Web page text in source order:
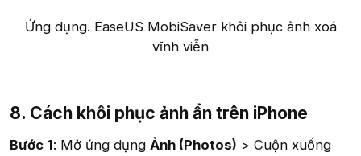
Ứng dụng. EaseUS MobiSaver khôi phục ảnh xoá
vĩnh viễn​
8. Cách khôi phục ảnh ẩn trên iPhone
Bước 1: Mở ứng dụng Ảnh (Photos) > Cuộn xuống